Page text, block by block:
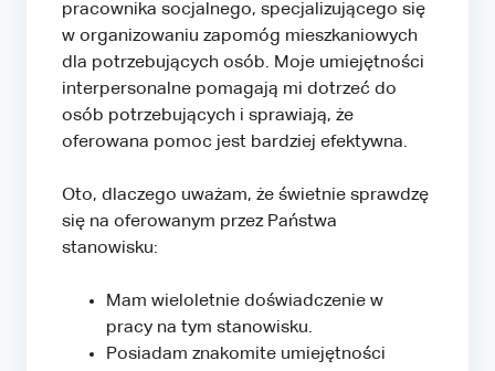
pracownika socjalnego, specjalizującego się
w organizowaniu zapomóg mieszkaniowych
dla potrzebujących osób. Moje umiejętności
interpersonalne pomagają mi dotrzeć do
osób potrzebujących i sprawiają, że
oferowana pomoc jest bardziej efektywna.
Oto, dlaczego uważam, że świetnie sprawdzę
się na oferowanym przez Państwa
stanowisku:
Mam wieloletnie doświadczenie w
pracy na tym stanowisku.
Posiadam znakomite umiejętności